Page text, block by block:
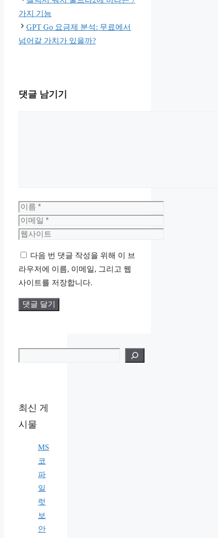
고
리
가지 기능
GPT Go 요금제 분석: 무료에서
넘어갈 가치가 있을까?
댓글 남기기
이
름
이
메
웹
이
트
다음 번 댓글 작성을 위해 이 브
라우저에 이름, 이메일, 그리고 웹
사이트를 저장합니다.
최신 게
시물
MS
코
파
일
럿
보
안